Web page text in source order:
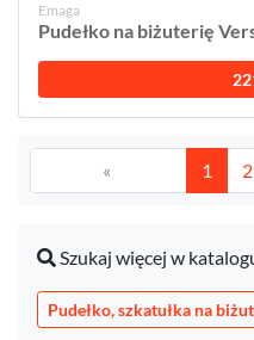
Emaga
Pudełko na biżuterię
« 1 2
Szukaj więcej w
Pudełko, szkatułka na